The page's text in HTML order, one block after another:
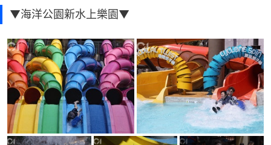
▼海洋公園新水上樂園▼